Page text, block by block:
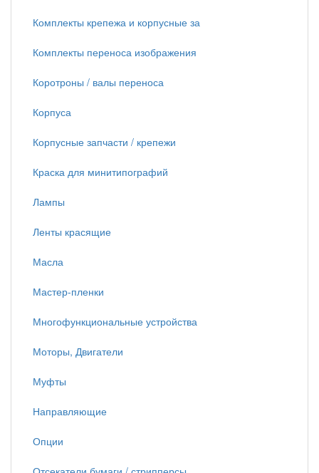
Комплекты крепежа и корпусные за
Комплекты переноса изображения
Коротроны / валы переноса
Корпуса
Корпусные запчасти / крепежи
Краска для минитипографий
Лампы
Ленты красящие
Масла
Мастер-пленки
Многофункциональные устройства
Моторы, Двигатели
Муфты
Направляющие
Опции